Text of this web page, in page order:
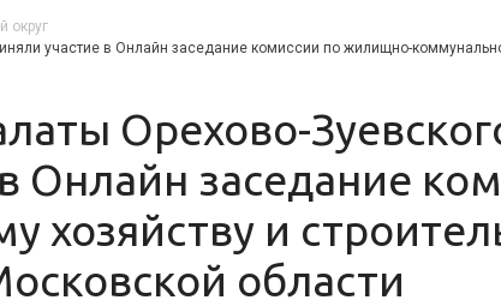
округ
участие в Онлайн заседание комиссии по жилищно-
Онлайн заседание
и
области